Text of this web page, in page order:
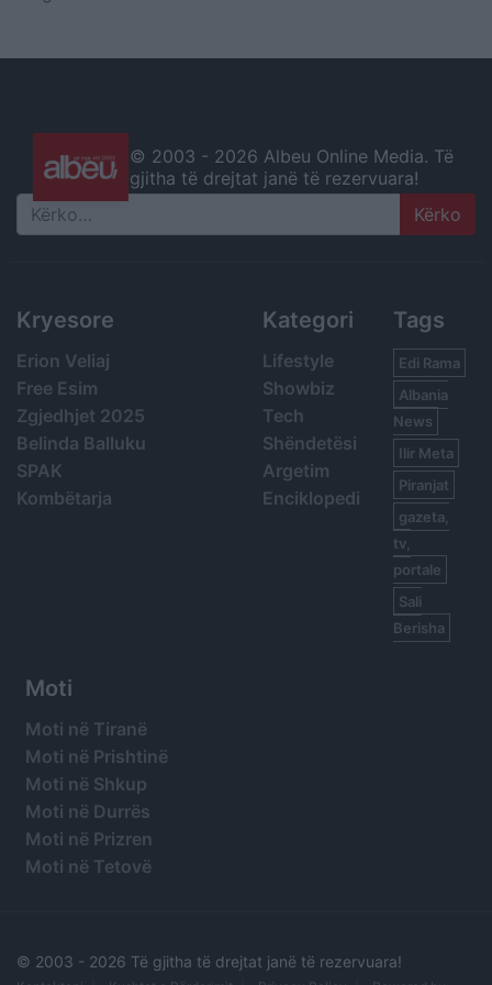
© 2003 - 2026 Albeu Online Media. Të
gjitha të drejtat janë të rezervuara!
Search
Kryesore
Erion Veliaj
Free Esim
Zgjedhjet 2025
Belinda Balluku
SPAK
Kombëtarja
Kategori
Lifestyle
Showbiz
Tech
Shëndetësi
Argetim
Enciklopedi
Tags
Edi Rama
Albania
News
Ilir Meta
Piranjat
gazeta,
tv,
portale
Sali
Berisha
Moti
Moti në Tiranë
Moti në Prishtinë
Moti në Shkup
Moti në Durrës
Moti në Prizren
Moti në Tetovë
© 2003 - 2026 Të gjitha të drejtat janë të rezervuara!